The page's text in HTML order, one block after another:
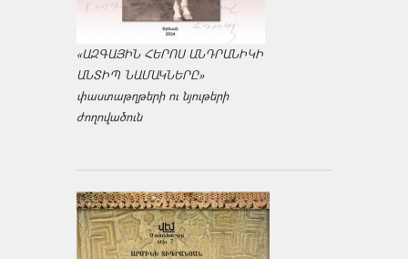
«ԱԶԳԱՅԻՆ ՀԵՐՈՍ ԱՆԴՐԱՆԻԿԻ
ԱՆՏԻՊ ՆԱՄԱԿՆԵՐԸ»
փաստաթղթերի ու նյութերի
ժողովածուն